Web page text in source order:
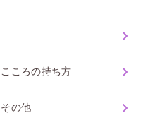
こころの持ち方
その他